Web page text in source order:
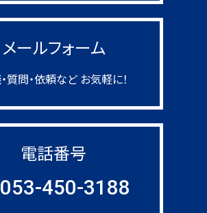
メールフォーム
質問・依頼など お気軽に！
電話番号
053-450-3188